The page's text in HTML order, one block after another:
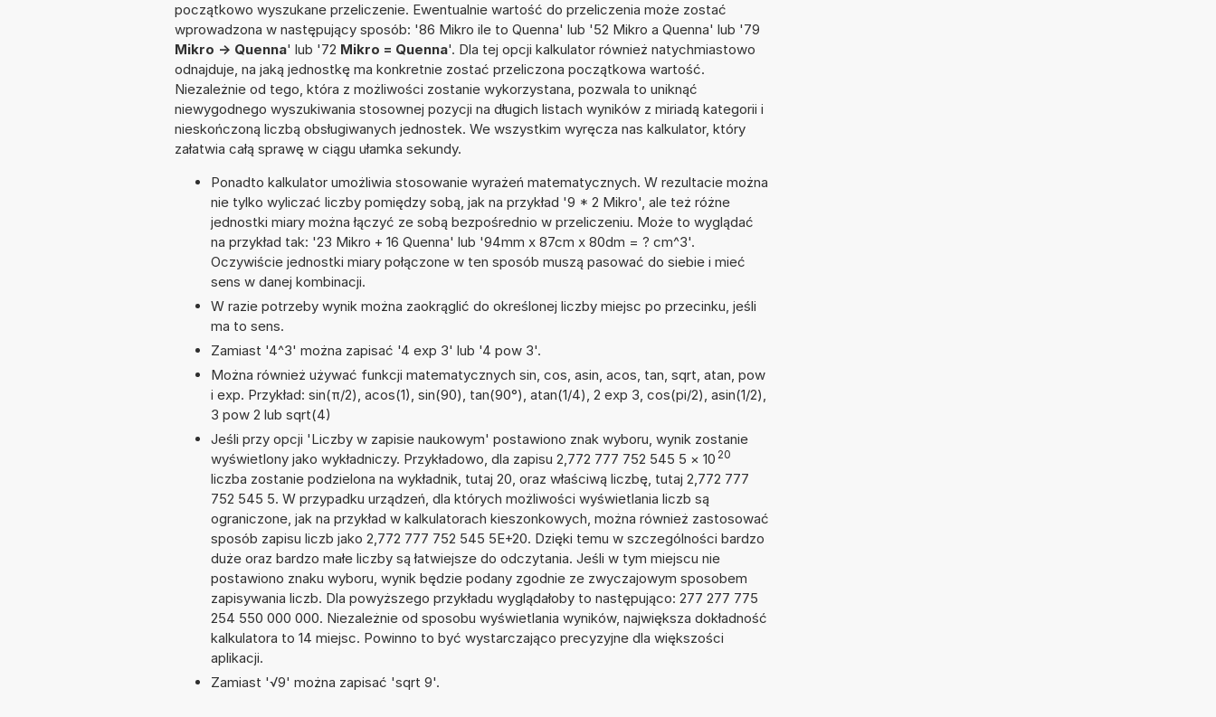
początkowo wyszukane przeliczenie. Ewentualnie wartość do przeliczenia może zostać
wprowadzona w następujący sposób: '86 Mikro ile to Quenna' lub '52 Mikro a Quenna' lub '79
Mikro -> Quenna' lub '72 Mikro = Quenna'. Dla tej opcji kalkulator również natychmiastowo
odnajduje, na jaką jednostkę ma konkretnie zostać przeliczona początkowa wartość.
Niezależnie od tego, która z możliwości zostanie wykorzystana, pozwala to uniknąć
niewygodnego wyszukiwania stosownej pozycji na długich listach wyników z miriadą kategorii i
nieskończoną liczbą obsługiwanych jednostek. We wszystkim wyręcza nas kalkulator, który
załatwia całą sprawę w ciągu ułamka sekundy.
Ponadto kalkulator umożliwia stosowanie wyrażeń matematycznych. W rezultacie można
nie tylko wyliczać liczby pomiędzy sobą, jak na przykład '9 * 2 Mikro', ale też różne
jednostki miary można łączyć ze sobą bezpośrednio w przeliczeniu. Może to wyglądać
na przykład tak: '23 Mikro + 16 Quenna' lub '94mm x 87cm x 80dm = ? cm^3'.
Oczywiście jednostki miary połączone w ten sposób muszą pasować do siebie i mieć
sens w danej kombinacji.
W razie potrzeby wynik można zaokrąglić do określonej liczby miejsc po przecinku, jeśli
ma to sens.
Zamiast '4^3' można zapisać '4 exp 3' lub '4 pow 3'.
Można również używać funkcji matematycznych sin, cos, asin, acos, tan, sqrt, atan, pow
i exp. Przykład: sin(π/2), acos(1), sin(90), tan(90°), atan(1/4), 2 exp 3, cos(pi/2), asin(1/2),
3 pow 2 lub sqrt(4)
Jeśli przy opcji 'Liczby w zapisie naukowym' postawiono znak wyboru, wynik zostanie
wyświetlony jako wykładniczy. Przykładowo, dla zapisu 2,772 777 752 545 5 × 10 20
liczba zostanie podzielona na wykładnik, tutaj 20, oraz właściwą liczbę, tutaj 2,772 777
752 545 5. W przypadku urządzeń, dla których możliwości wyświetlania liczb są
ograniczone, jak na przykład w kalkulatorach kieszonkowych, można również zastosować
sposób zapisu liczb jako 2,772 777 752 545 5E+20. Dzięki temu w szczególności bardzo
duże oraz bardzo małe liczby są łatwiejsze do odczytania. Jeśli w tym miejscu nie
postawiono znaku wyboru, wynik będzie podany zgodnie ze zwyczajowym sposobem
zapisywania liczb. Dla powyższego przykładu wyglądałoby to następująco: 277 277 775
254 550 000 000. Niezależnie od sposobu wyświetlania wyników, największa dokładność
kalkulatora to 14 miejsc. Powinno to być wystarczająco precyzyjne dla większości
aplikacji.
Zamiast '√9' można zapisać 'sqrt 9'.